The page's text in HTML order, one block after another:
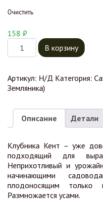
Очистить
158 ₽
Количество товара
В корзину
Артикул: Н/Д Категория:
Земляника)
Описание Детали
Клубника Кент – уже
подходящий для
Неприхотливый и
начинающими
плодоносящим только
Размножается усами.